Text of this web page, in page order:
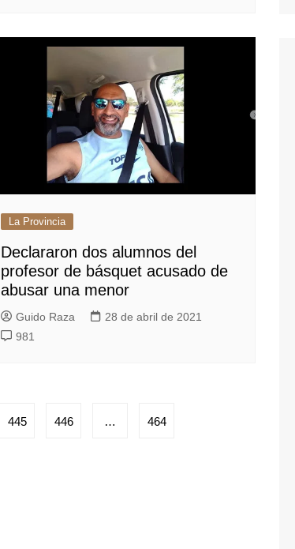
La Provincia
Declararon dos alumnos del
profesor de básquet acusado de
abusar una menor
Guido Raza
28 de abril de 2021
981
445 446 … 464